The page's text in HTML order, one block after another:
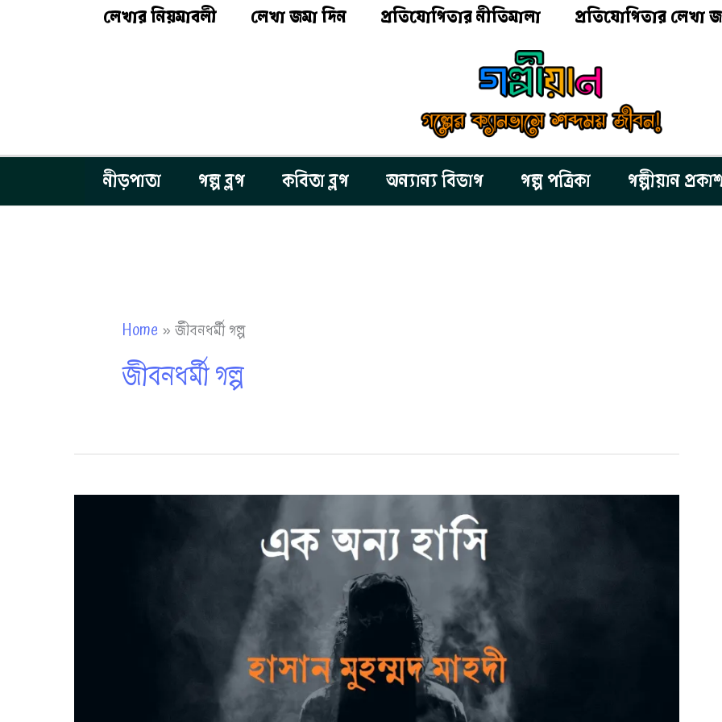
লেখার নিয়মাবলী লেখা জমা দিন প্রতিযোগিতার নীতিমালা প্রতিযোগিতার লেখা
নীড়পাতা গল্প ব্লগ কবিতা ব্লগ অন্যান্য বিভাগ গল্প পত্রিকা গল্পীয়ান
Home জীবনধর্মী গল্প
জীবনধর্মী গল্প